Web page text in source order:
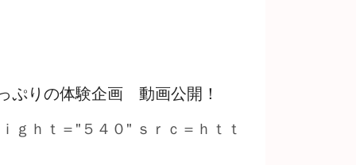
ぷりの体験企画 動画公開！
ｇｈｔ＝"５４０" ｓｒｃ＝ｈｔｔ